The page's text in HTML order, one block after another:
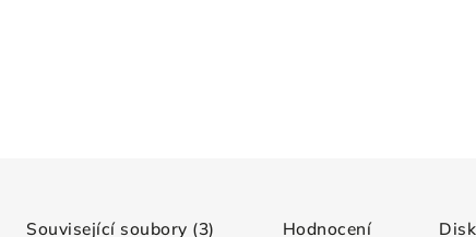
Související soubory (3) Hodnocení